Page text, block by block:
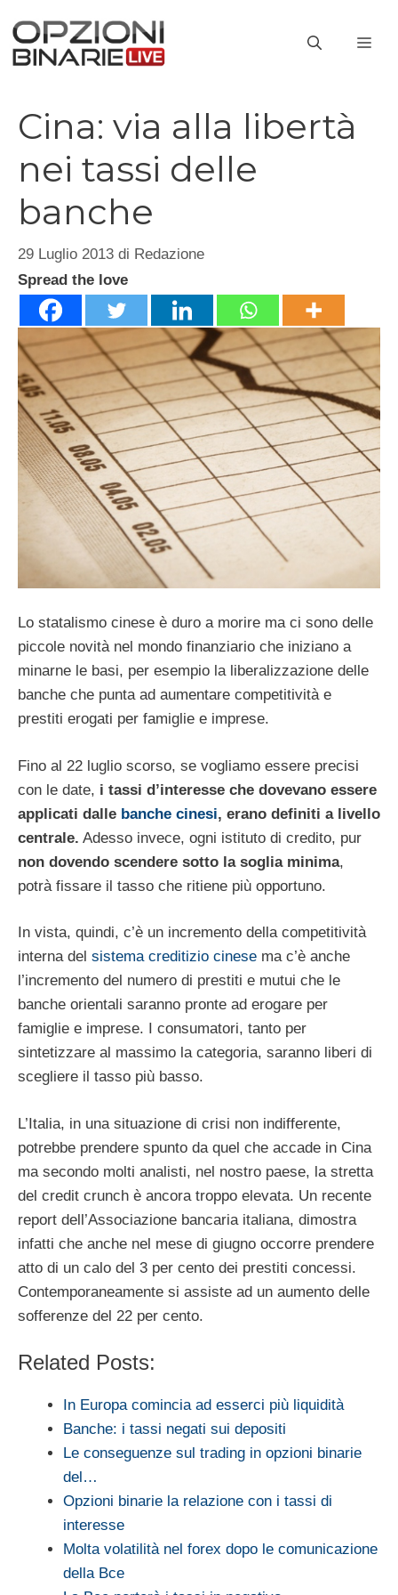
contenuto
Cina: via alla libertà
nei tassi delle
banche
29 Luglio 2013 di Redazione
Spread the love
Lo statalismo cinese è duro a morire ma ci sono delle
piccole novità nel mondo finanziario che iniziano a
minarne le basi, per esempio la liberalizzazione delle
banche che punta ad aumentare competitività e
prestiti erogati per famiglie e imprese.
Fino al 22 luglio scorso, se vogliamo essere precisi
con le date, i tassi d’interesse che dovevano essere
applicati dalle banche cinesi, erano definiti a livello
centrale. Adesso invece, ogni istituto di credito, pur
non dovendo scendere sotto la soglia minima,
potrà fissare il tasso che ritiene più opportuno.
In vista, quindi, c’è un incremento della competitività
interna del sistema creditizio cinese ma c’è anche
l’incremento del numero di prestiti e mutui che le
banche orientali saranno pronte ad erogare per
famiglie e imprese. I consumatori, tanto per
sintetizzare al massimo la categoria, saranno liberi di
scegliere il tasso più basso.
L’Italia, in una situazione di crisi non indifferente,
potrebbe prendere spunto da quel che accade in Cina
ma secondo molti analisti, nel nostro paese, la stretta
del credit crunch è ancora troppo elevata. Un recente
report dell’Associazione bancaria italiana, dimostra
infatti che anche nel mese di giugno occorre prendere
atto di un calo del 3 per cento dei prestiti concessi.
Contemporaneamente si assiste ad un aumento delle
sofferenze del 22 per cento.
Related Posts:
In Europa comincia ad esserci più liquidità
Banche: i tassi negati sui depositi
Le conseguenze sul trading in opzioni binarie
del…
Opzioni binarie la relazione con i tassi di
interesse
Molta volatilità nel forex dopo le comunicazione
della Bce